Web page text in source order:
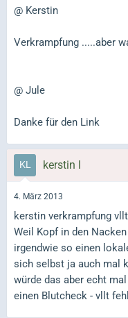
@ Kerstin
Verkrampfung .....aber
@ Jule
Danke für den Link
kerstin l
4. März 2013
kerstin verkrampfung
Weil Kopf in den
irgendwie so einen
sich selbst ja auch mal
würde das aber echt
einen Blutcheck - vllt